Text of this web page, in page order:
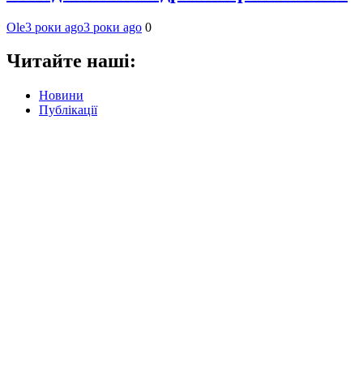
Ole3 роки ago3 роки ago 0
Читайте наші:
Новини
Публікації